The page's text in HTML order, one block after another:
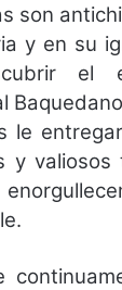
son
y en su
el
Baquedano
le
y valiosos